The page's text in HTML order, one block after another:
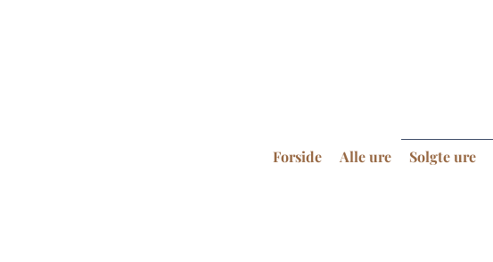
Forside Alle ure Solgte ure